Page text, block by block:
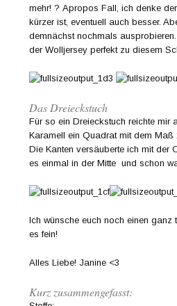
mehr! ? Apropos Fall, ich denke
kürzer ist, eventuell auch besser.
demnächst nochmals
der Wolljersey perfekt zu diesem
Das Dreieckstuch
Für so ein Dreieckstuch reichte mir
Karamell ein Quadrat mit dem Maß
Die Kanten versäuberte ich mit der
es einmal in der Mitte und schon
Ich wünsche euch noch einen ganz
es fein!
Alles Liebe! Janine <3
Kurz zusammengefasst: